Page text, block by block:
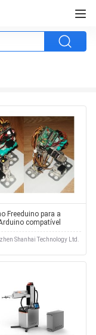
Freeduino para a
compatível
Shanhai Technology Ltd.